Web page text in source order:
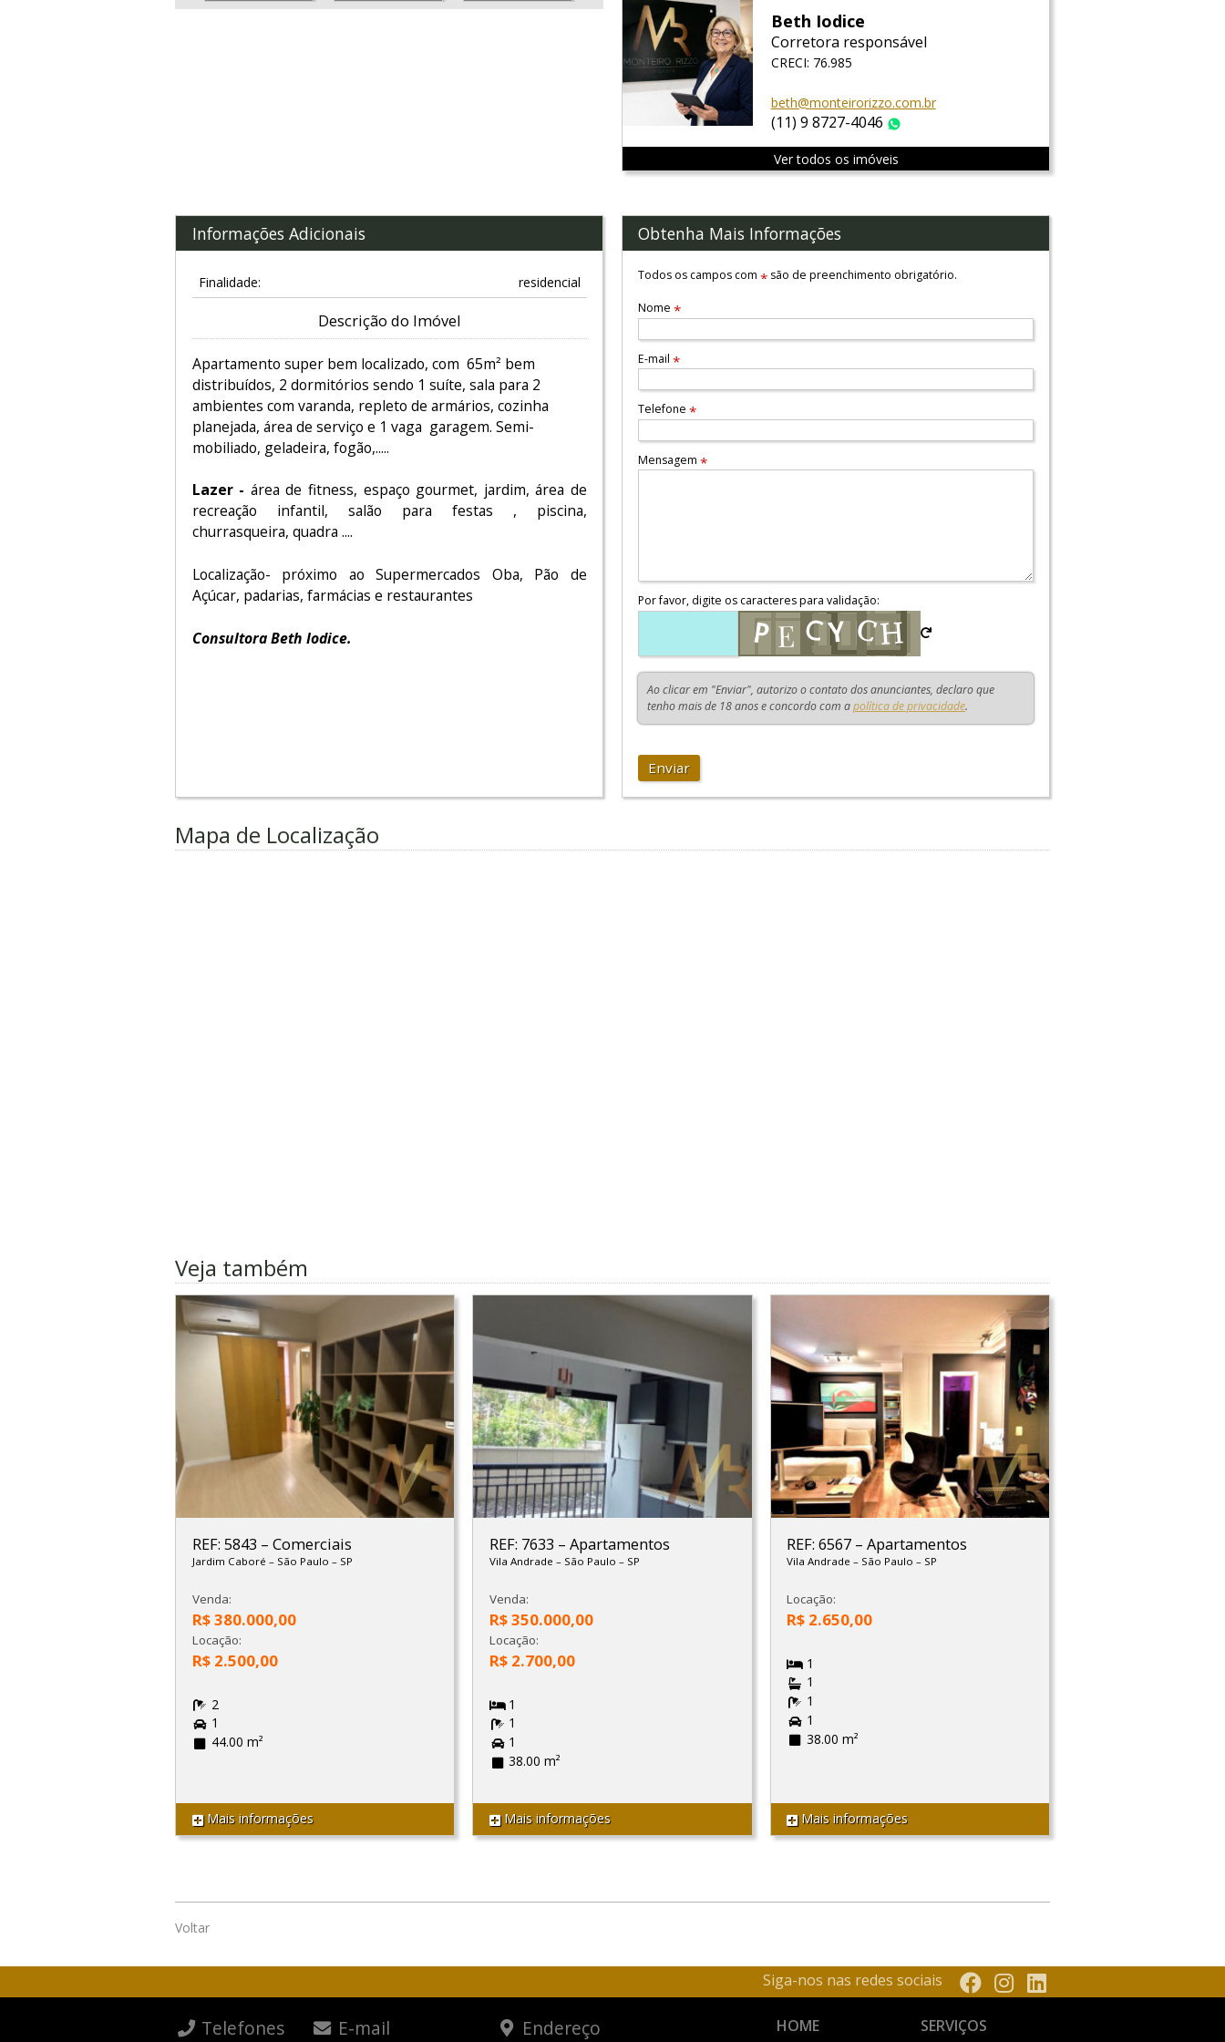
Beth Iodice
Corretora responsável
CRECI: 76.985
beth@monteirorizzo.com.br
(11) 9 8727-4046
Ver todos os imóveis
Informações Adicionais
Finalidade: residencial
Descrição do Imóvel
Apartamento super bem localizado, com 65m² bem
distribuídos, 2 dormitórios sendo 1 suíte, sala para 2
ambientes com varanda, repleto de armários, cozinha
planejada, área de serviço e 1 vaga garagem. Semi-
mobiliado, geladeira, fogão,.....
Lazer - área de fitness, espaço gourmet, jardim, área de
recreação infantil, salão para festas , piscina,
churrasqueira, quadra ....
Localização- próximo ao Supermercados Oba, Pão de
Açúcar, padarias, farmácias e restaurantes
Consultora Beth Iodice.
Obtenha Mais Informações
Todos os campos com* são de preenchimento obrigatório.
Nome*
E-mail*
Telefone*
Mensagem*
Por favor, digite os caracteres para validação:
Ao clicar em "Enviar", autorizo o contato dos anunciantes, declaro que
tenho mais de 18 anos e concordo com apolítica de privacidade.
Enviar
Mapa de Localização
Veja também
REF: 5843 – Comerciais
Jardim Caboré – São Paulo – SP
Venda:
R$ 380.000,00
Locação:
R$ 2.500,00
2
1
44.00 m²
Mais informações
REF: 7633 – Apartamentos
Vila Andrade – São Paulo – SP
Venda:
R$ 350.000,00
Locação:
R$ 2.700,00
1
1
1
38.00 m²
Mais informações
REF: 6567 –Apartamentos
Vila Andrade– São Paulo– SP
Locação:
R$ 2.650,00
1
1
1
1
38.00 m²
Mais informações
Voltar
Siga-nos nas redes sociais
Telefones E-mail Endereço HOME SERVIÇOS